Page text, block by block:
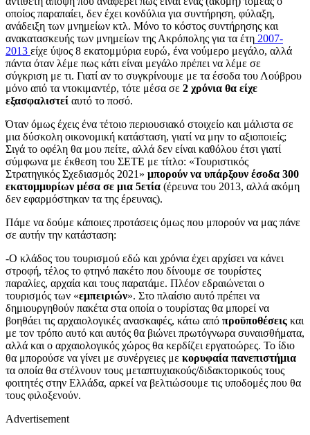
οποίος παραπαίει, δεν έχει κονδύλια για συντήρηση, φύλαξη,
ανάδειξη των μνημείων κτλ. Μόνο το κόστος συντήρησης και
ανακατασκευής των μνημείων της Ακρόπολης για τα έτη 2007-
2013 είχε ύψος 8 εκατομμύρια ευρώ, ένα νούμερο μεγάλο, αλλά
πάντα όταν λέμε πως κάτι είναι μεγάλο πρέπει να λέμε σε
σύγκριση με τι. Γιατί αν το συγκρίνουμε με τα έσοδα του Λούβρου
μόνο από τα ντοκιμαντέρ, τότε μέσα σε 2 χρόνια θα είχε
εξασφαλιστεί αυτό το ποσό.
Όταν όμως έχεις ένα τέτοιο περιουσιακό στοιχείο και μάλιστα σε
μια δύσκολη οικονομική κατάσταση, γιατί να μην το αξιοποιείς;
Σιγά το οφέλη θα μου πείτε, αλλά δεν είναι καθόλου έτσι γιατί
σύμφωνα με έκθεση του ΣΕΤΕ με τίτλο: «Τουριστικός
Στρατηγικός Σχεδιασμός 2021» μπορούν να υπάρξουν έσοδα 300
εκατομμυρίων μέσα σε μια 5ετία (έρευνα του 2013, αλλά ακόμη
δεν εφαρμόστηκαν τα της έρευνας).
Πάμε να δούμε κάποιες προτάσεις όμως που μπορούν να μας πάνε
σε αυτήν την κατάσταση:
-Ο κλάδος του τουρισμού εδώ και χρόνια έχει αρχίσει να κάνει
στροφή, τέλος το φτηνό πακέτο που δίνουμε σε τουρίστες
παραλίες, αρχαία και τους παρατάμε. Πλέον εδραιώνεται ο
τουρισμός των «εμπειριών». Στο πλαίσιο αυτό πρέπει να
δημιουργηθούν πακέτα στα οποία ο τουρίστας θα μπορεί να
βοηθάει τις αρχαιολογικές ανασκαφές, κάτω από προϋποθέσεις και
με τον τρόπο αυτό και αυτός θα βιώνει πρωτόγνωρα συναισθήματα,
αλλά και ο αρχαιολογικός χώρος θα κερδίζει εργατοώρες. Το ίδιο
θα μπορούσε να γίνει με συνέργειες με κορυφαία πανεπιστήμια
τα οποία θα στέλνουν τους μεταπτυχιακούς/διδακτορικούς τους
φοιτητές στην Ελλάδα, αρκεί να βελτιώσουμε τις υποδομές που θα
τους φιλοξενούν.
Advertisement